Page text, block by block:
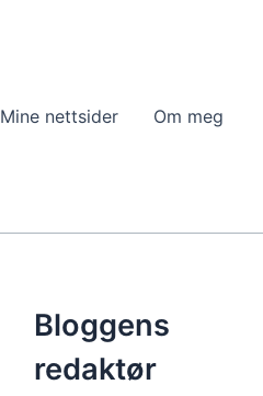
Mine nettsider Om meg
Bloggens
redaktør